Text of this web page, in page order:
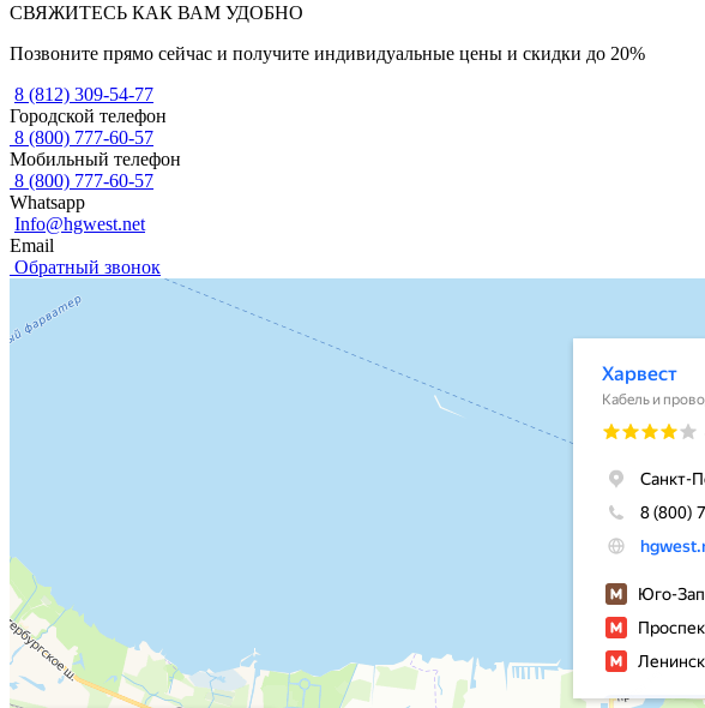
СВЯЖИТЕСЬ КАК ВАМ УДОБНО
Позвоните прямо сейчас и получите индивидуальные цены и скидки до 20%
8 (812) 309-54-77
Городской телефон
8 (800) 777-60-57
Мобильный телефон
8 (800) 777-60-57
Whatsapp
Info@hgwest.net
Email
Обратный звонок